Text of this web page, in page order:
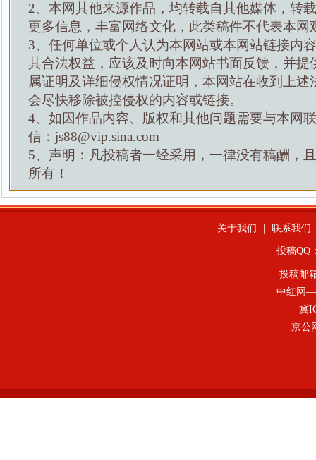
2、本网其他来源作品，均转载自其他媒体，转
更多信息，丰富网络文化，此类稿件不代表本网
3、任何单位或个人认为本网站或本网站链接内
其合法权益，应该及时向本网站书面反馈，并提
属证明及详细侵权情况证明，本网站在收到上述
会尽快移除被控侵权的内容或链接。
4、如因作品内容、版权和其他问题需要与本网
信：js88@vip.sina.com
5、声明：凡投稿者一经采用，一律没有稿酬，
所有！
关于我们 联系我们
投稿QQ
投稿邮
中红网—
冀
京公